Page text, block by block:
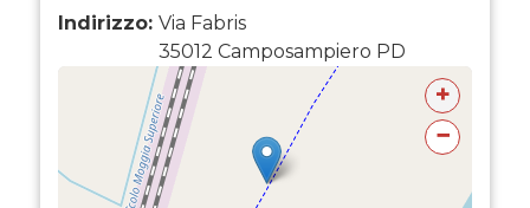
Indirizzo: Via Fabris
35012 Camposampiero PD
+
−